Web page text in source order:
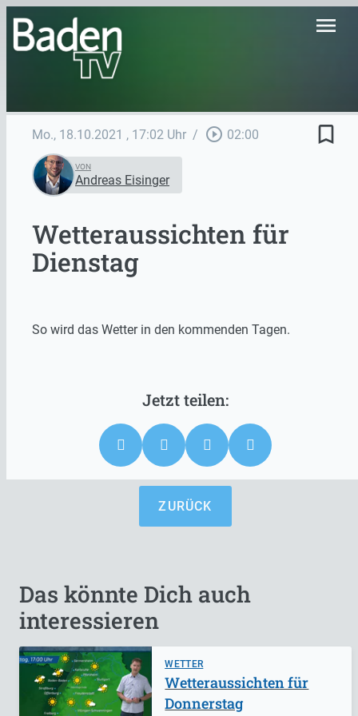
menu
Mo., 18.10.2021 , 17:02 Uhr / play_circle_outline 02:00 bookmark_border
VON
Andreas Eisinger
Wetteraussichten für
Dienstag
So wird das Wetter in den kommenden Tagen.
ZURÜCK
Das könnte Dich auch
interessieren
WETTER
Wetteraussichten für
Donnerstag